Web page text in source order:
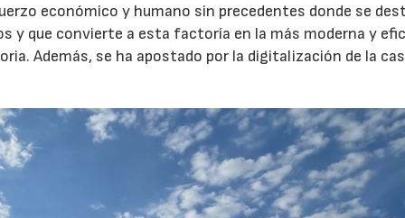
económico y humano sin precedentes donde se
y que convierte a esta factoría en la más moderna y
Además, se ha apostado por la digitalización de la